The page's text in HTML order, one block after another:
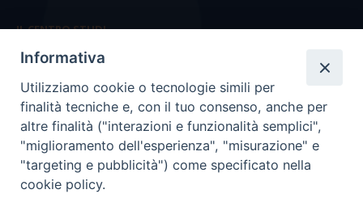
IL CENTRO STUDI
La nostra storia
Statuto
Presidenza e ufficio presidenza
Consiglio scientifico
Coordinamento nazionale
Informativa
Utilizziamo cookie o tecnologie simili per
finalità tecniche e, con il tuo consenso, anche per
altre finalità ("interazioni e funzionalità semplici",
"miglioramento dell'esperienza", "misurazione" e
"targeting e pubblicità") come specificato nella
cookie policy.